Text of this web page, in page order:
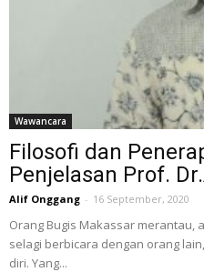
Wawancara
Filosofi dan
Penjelasan Prof.
Alif Onggang - 16 September, 2020
Orang Bugis Makassar merantau,
selagi berbicara dengan orang
diri. Yang...